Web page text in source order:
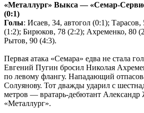
«Металлург» Выкса — «Семар-
(0:1)
Голы: Исаев, 34, автогол (0:1);
(1:2); Бирюков, 78 (2:2); Ахременко, 80
Рытов, 90 (4:3).
Первая атака «Семара» едва не стала
Евгений Пугин бросил Николая
по левому флангу. Нападающий
Солуянову. Тот дважды ударил с
метров — вратарь-дебютант Александр
«Металлург».